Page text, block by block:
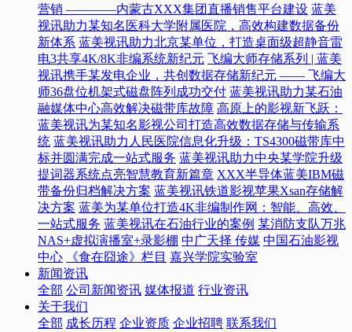
营销 ————内蒙古XXX集团直播销售平台建设 蓝美
视讯助力某知名医科大学附属医院，高效构建数据备份
新体系 蓝美视讯助力北京某单位，打造桌面级超静音雷
电3共享4K/8K非编系统新纪元 飞编大师存储系列 | 蓝美
视讯携手某发电企业，共创数据存储新纪元 —— 飞编大
师36盘位机架式磁盘阵列成功交付 蓝美视讯助力某石油
融媒体中心高效解决磁带库故障 高原上的影视新飞跃：
蓝美视讯为某知名影视公司打造高效数据存储与传输系
统 蓝美视讯助力人民医院信息化升级：TS4300磁带库中
标并圆满完成一站式服务 蓝美视讯助力中央某学院升级
提词器系统点亮智慧教育新篇章 XXX半导体蓝美IBM磁
带备份归档解决方案 蓝美视讯铁道影视苹果Xsan存储解
决方案 蓝美为某单位打造4K非编制作网：智能、高效、
一站式服务 蓝美视讯在石油行业的案例 某消防支队万兆
NAS+虚拟演播室+录影棚 中广天择 传媒 中国石油影视
中心
《食在囧途》栏目 嘉兴学院实验室
新闻资讯
全部 公司新闻资讯 媒体报道 行业资讯
关于我们
全部 成长历程 企业资质 企业招聘 联系我们